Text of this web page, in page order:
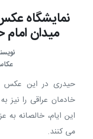
نمایشگاه
میدان
حیدری در این عکس
خادمان عراقی را نیز
این ایام، خالصانه به
می کنند.